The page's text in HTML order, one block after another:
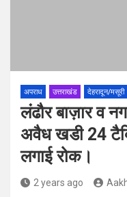
अपराध उत्तराखंड देहरादून/मसूरी
लंढौर बाज़ार व
अवैध खडी 24
लगाई रोक।
2 years ago